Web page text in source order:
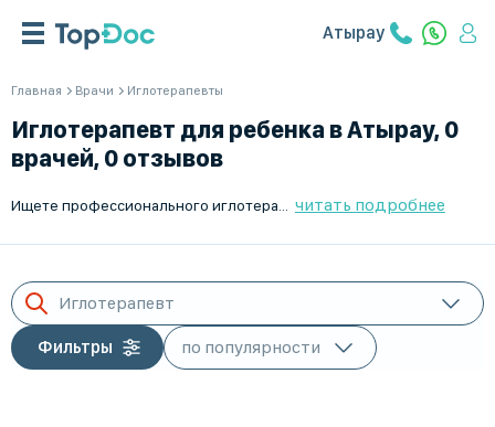
Атырау
Главная Врачи Иглотерапевты
Иглотерапевт для ребенка в Атырау, 0
врачей, 0 отзывов
читать подробнее
Иглотерапевт
Фильтры